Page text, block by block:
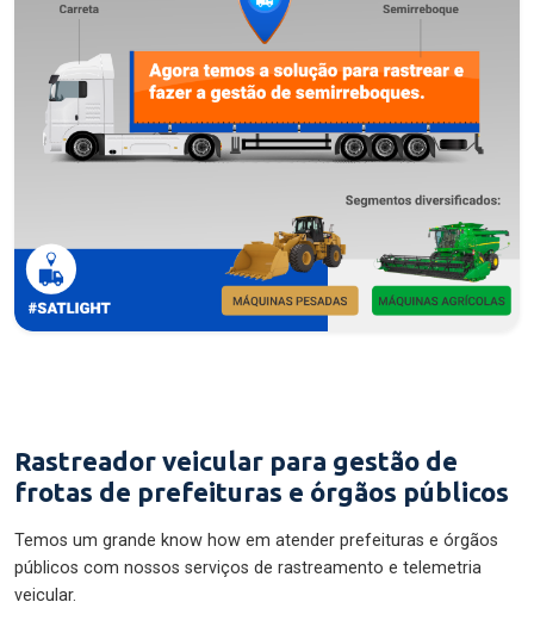
Rastreador veicular para gestão de
frotas de prefeituras e órgãos públicos
Temos um grande know how em atender prefeituras e órgãos
públicos com nossos serviços de rastreamento e telemetria
veicular.